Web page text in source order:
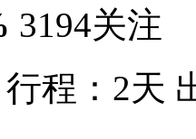
3194关注
行程：2天